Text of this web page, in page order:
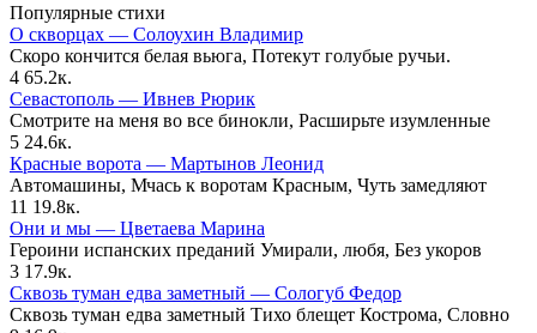
Популярные стихи
О скворцах — Солоухин Владимир
Скоро кончится белая вьюга, Потекут голубые ручьи.
4 65.2к.
Севастополь — Ивнев Рюрик
Смотрите на меня во все бинокли, Расширьте изумленные
5 24.6к.
Красные ворота — Мартынов Леонид
Автомашины, Мчась к воротам Красным, Чуть замедляют
11 19.8к.
Они и мы — Цветаева Марина
Героини испанских преданий Умирали, любя, Без укоров
3 17.9к.
Сквозь туман едва заметный — Сологуб Федор
Сквозь туман едва заметный Тихо блещет Кострома, Словно